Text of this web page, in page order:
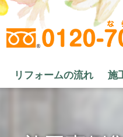
リフォームの流れ 施